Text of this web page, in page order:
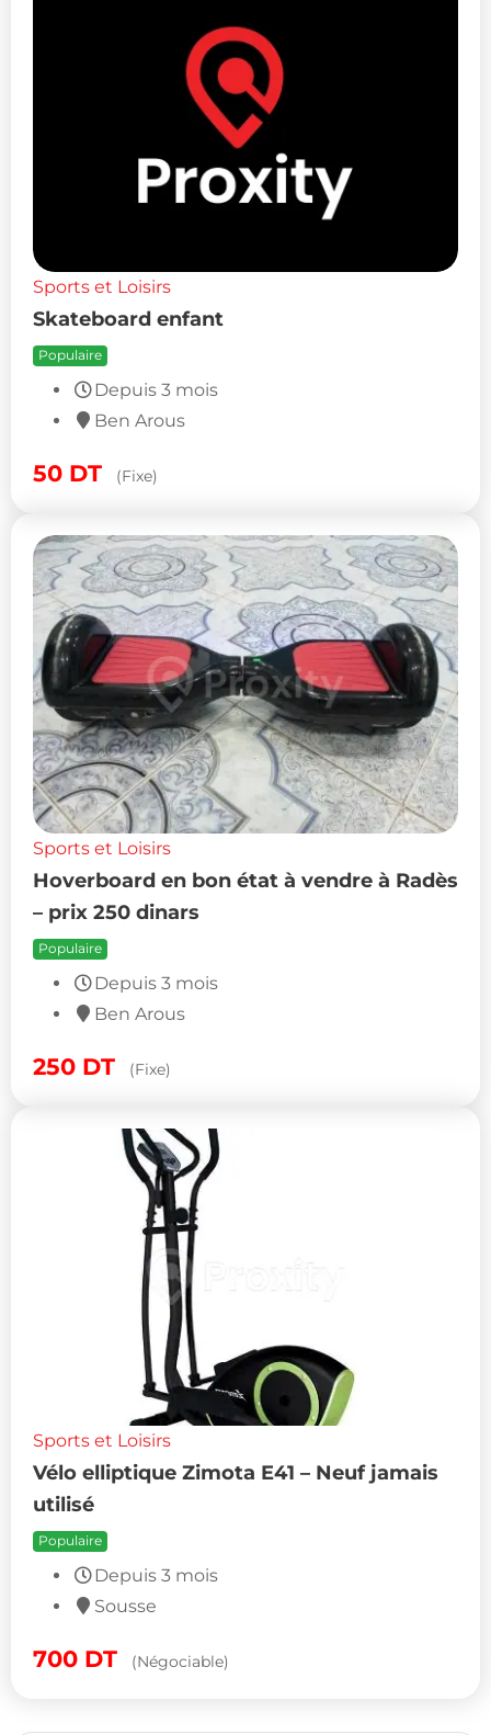
Sports et Loisirs
Skateboard enfant
Populaire
Depuis 3 mois
Ben Arous
50 DT (Fixe)
Sports et Loisirs
Hoverboard en bon état à vendre à Radès
– prix 250 dinars
Populaire
Depuis 3 mois
Ben Arous
250 DT (Fixe)
Sports et Loisirs
Vélo elliptique Zimota E41 – Neuf jamais
utilisé
Populaire
Depuis 3 mois
Sousse
700 DT (Négociable)